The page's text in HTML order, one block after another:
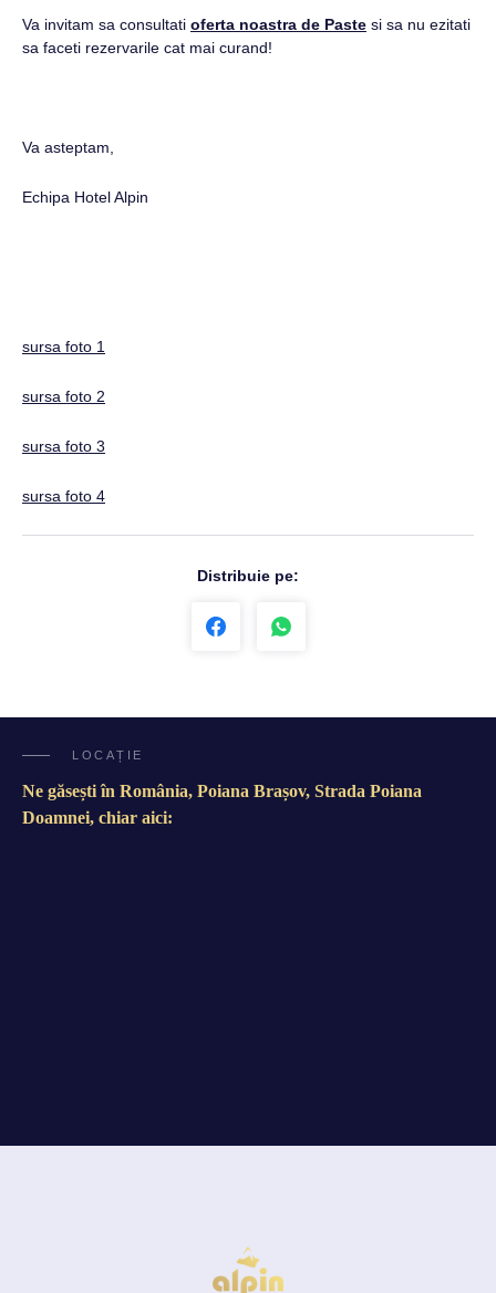
Va invitam sa consultati oferta noastra de Paste si sa nu ezitati
sa faceti rezervarile cat mai curand!
Va asteptam,
Echipa Hotel Alpin
sursa foto 1
sursa foto 2
sursa foto 3
sursa foto 4
Distribuie pe:
LOCAȚIE
Ne găsești în România, Poiana Brașov, Strada Poiana
Doamnei, chiar aici: